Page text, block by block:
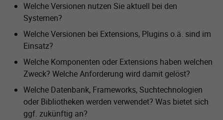
Welche Versionen nutzen Sie aktuell bei den
Systemen?
Welche Versionen bei Extensions, Plugins o.ä. sind im
Einsatz?
Welche Komponenten oder Extensions haben welchen
Zweck? Welche Anforderung wird damit gelöst?
Welche Datenbank, Frameworks, Suchtechnologien
oder Bibliotheken werden verwendet? Was bietet sich
ggf. zukünftig an?